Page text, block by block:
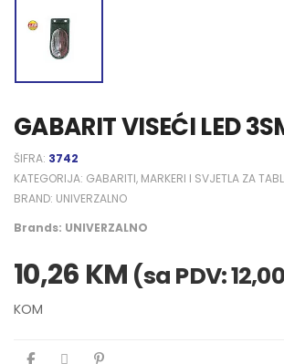
GABARIT VISEĆI LED
ŠIFRA: 3742
KATEGORIJA: GABARITI, MARKERI I SVJETLA ZA
BRAND: UNIVERZALNO
Brands: UNIVERZALNO
10,26 KM (sa PDV:12,00
KOM